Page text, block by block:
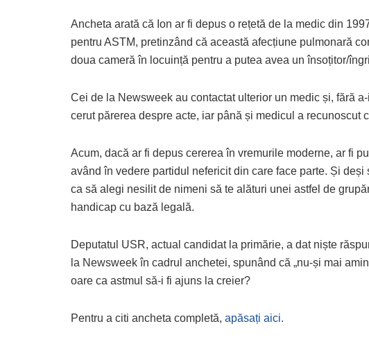
Ancheta arată că Ion ar fi depus o rețetă de la medic din
pentru ASTM, pretinzând că această afecțiune pulmonară
doua cameră în locuință pentru a putea avea un însoțitor/
Cei de la Newsweek au contactat ulterior un medic și, fără
cerut părerea despre acte, iar până și medicul a recunoscut
Acum, dacă ar fi depus cererea în vremurile moderne, ar fi
având în vedere partidul nefericit din care face parte. Și
ca să alegi nesilit de nimeni să te alături unei astfel de
handicap cu bază legală.
Deputatul USR, actual candidat la primărie, a dat niște
la Newsweek în cadrul anchetei, spunând că „nu-și mai
oare ca astmul să-i fi ajuns la creier?
Pentru a citi ancheta completă, apăsați aici.